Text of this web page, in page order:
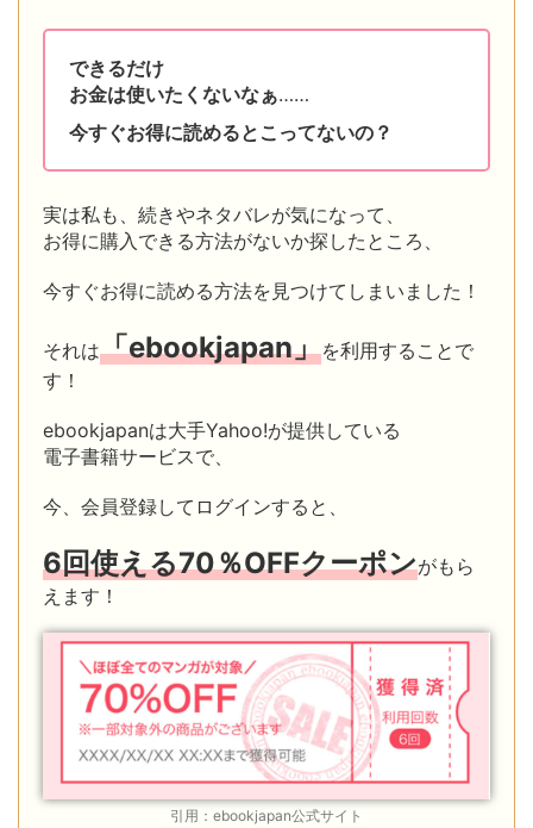
できるだけ
お金は使いたくないなぁ……
今すぐお得に読めるとこってないの？
実は私も、続きやネタバレが気になって、
お得に購入できる方法がないか探したところ、
今すぐお得に読める方法を見つけてしまいました！
それは「ebookjapan」を利用することで
す！
ebookjapanは大手Yahoo!が提供している
電子書籍サービスで、
今、会員登録してログインすると、
6回使える70％OFFクーポンがもら
えます！
引用：ebookjapan公式サイト